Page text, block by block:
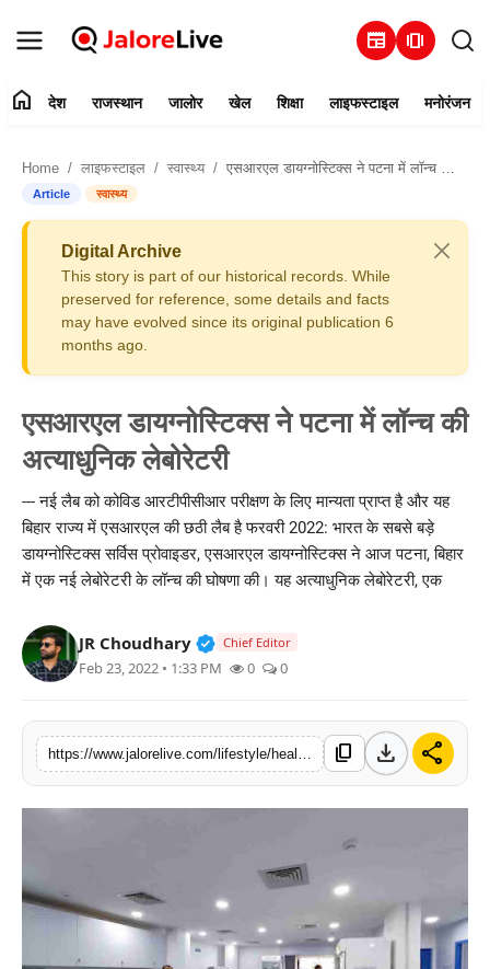
newspaper amp_stories
संपर्क करें
राजस्थान
खेल
शिक्षा
लाइफस्टाइल
मनोरंजन
तकनीक
विशेष
बिज़नेस
home देश राजस्थान जालोर खेल शिक्षा लाइफस्टाइल मनोरंजन
Home लाइफस्टाइल स्वास्थ्य एसआरएल डायग्नोस्टिक्स ने पटना में लॉन्च की अत्याधुनिक लेबोरेटरी
Article स्वास्थ्य
Digital Archive
This story is part of our historical records. While
preserved for reference, some details and facts
may have evolved since its original publication 6
months ago.
एसआरएल डायग्नोस्टिक्स ने पटना में लॉन्च की
अत्याधुनिक लेबोरेटरी
--- नई लैब को कोविड आरटीपीसीआर परीक्षण के लिए मान्यता प्राप्त है और यह
बिहार राज्य में एसआरएल की छठी लैब है फरवरी 2022: भारत के सबसे बड़े
डायग्नोस्टिक्स सर्विस प्रोवाइडर, एसआरएल डायग्नोस्टिक्स ने आज पटना, बिहार
में एक नई लेबोरेटरी के लॉन्च की घोषणा की। यह अत्याधुनिक लेबोरेटरी, एक
JR Choudhary Verified Public Figure • 30 Mar,
Chief Editor
Feb 23, 2022 • 1:33 PM 0 0
content_copy download share